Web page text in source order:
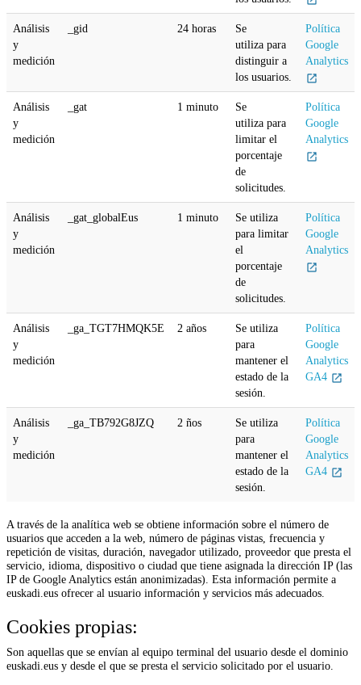
Análisis
y
medición
_gid 24 horas
Se
utiliza para
distinguir a
los usuarios.
Política
Google
Analytics
Análisis
y
medición
_gat 1 minuto
Se
utiliza para
limitar el
porcentaje
de
solicitudes.
Política
Google
Analytics
Análisis
y
medición
_gat_globalEus 1 minuto
Se utiliza
para limitar
el
porcentaje
de
solicitudes.
Política
Google
Analytics
Análisis
y
medición
_ga_TGT7HMQK5E 2 años
Se utiliza
para
mantener el
estado de la
sesión.
Política
Google
Analytics
GA4
Análisis
y
medición
_ga_TB792G8JZQ 2 ños
Se utiliza
para
mantener el
estado de la
sesión.
Política
Google
Analytics
GA4
A través de la analítica web se obtiene información sobre el número de
usuarios que acceden a la web, número de páginas vistas, frecuencia y
repetición de visitas, duración, navegador utilizado, proveedor que presta el
servicio, idioma, dispositivo o ciudad que tiene asignada la dirección IP (las
IP de Google Analytics están anonimizadas). Esta información permite a
euskadi.eus ofrecer al usuario información y servicios más adecuados.
Cookies propias:
Son aquellas que se envían al equipo terminal del usuario desde el dominio
euskadi.eus y desde el que se presta el servicio solicitado por el usuario.